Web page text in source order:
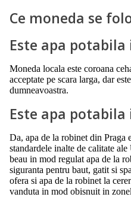
Ce moneda se
Este apa potabila
Moneda locala este coroana
acceptate pe scara larga, dar
dumneavoastra.
Este apa potabila
Da, apa de la robinet din Praga
standardele inalte de calitate
beau in mod regulat apa de la
siguranta pentru baut, gatit si
ofera si apa de la robinet la
vanduta in mod obisnuit in